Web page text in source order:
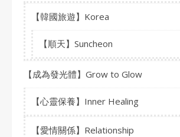
【韓國旅遊】Korea
【順天】Suncheon
【成為發光體】Grow to Glow
【心靈保養】Inner Healing
【愛情關係】Relationship